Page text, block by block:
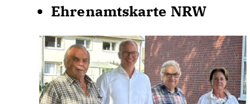
Ehrenamtskarte NRW